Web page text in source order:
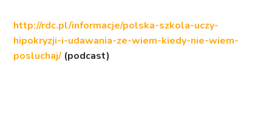
http://rdc.pl/informacje/polska-szkola-uczy-
hipokryzji-i-udawania-ze-wiem-kiedy-nie-wiem-
posluchaj/ (podcast)